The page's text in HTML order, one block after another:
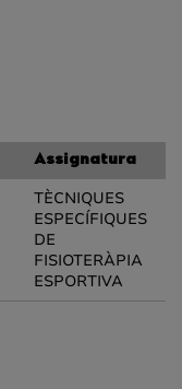
Assignatura
TÈCNIQUES
ESPECÍFIQUES
DE
FISIOTERÀPIA
ESPORTIVA